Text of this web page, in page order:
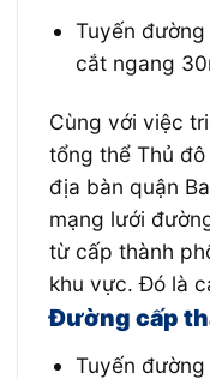
Tuyến
cắt ngang
Cùng với việc
tổng thể Thủ
địa bàn quận
mạng lưới
từ cấp thành
khu vực. Đó là
Đường cấp
Tuyến